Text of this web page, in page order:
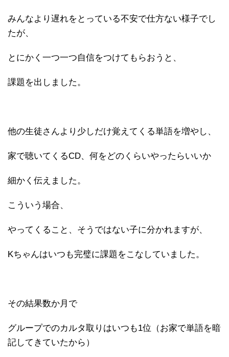
みんなより遅れをとっている不安で仕方ない様子でし
たが、
とにかく一つ一つ自信をつけてもらおうと、
課題を出しました。
他の生徒さんより少しだけ覚えてくる単語を増やし、
家で聴いてくるCD、何をどのくらいやったらいいか
細かく伝えました。
こういう場合、
やってくること、そうではない子に分かれますが、
Kちゃんはいつも完璧に課題をこなしていました。
その結果数か月で
グループでのカルタ取りはいつも1位（お家で単語を暗
記してきていたから）